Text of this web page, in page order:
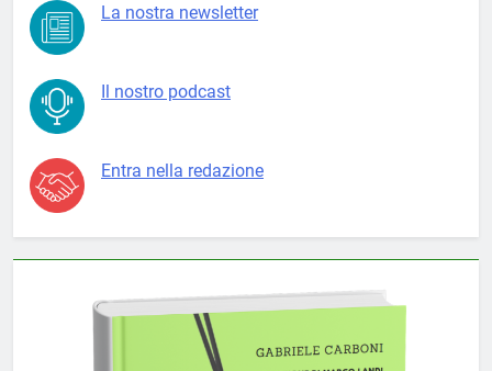
La nostra newsletter
Il nostro podcast
Entra nella redazione